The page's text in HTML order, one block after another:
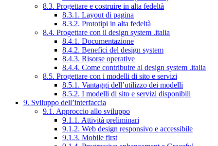
8.3. Progettare e costruire in alta fedeltà
8.3.1. Layout di pagina
8.3.2. Prototipi in alta fedeltà
8.4. Progettare con il design system .italia
8.4.1. Documentazione
8.4.2. Benefici del design system
8.4.3. Risorse operative
8.4.4. Come contribuire al design system .italia
8.5. Progettare con i modelli di sito e servizi
8.5.1. Vantaggi dell’utilizzo dei modelli
8.5.2. I modelli di sito e servizi disponibili
9. Sviluppo dell’interfaccia
9.1. Approccio allo sviluppo
9.1.1. Attività preliminari
9.1.2. Web design responsivo e accessibile
9.1.3. Mobile first